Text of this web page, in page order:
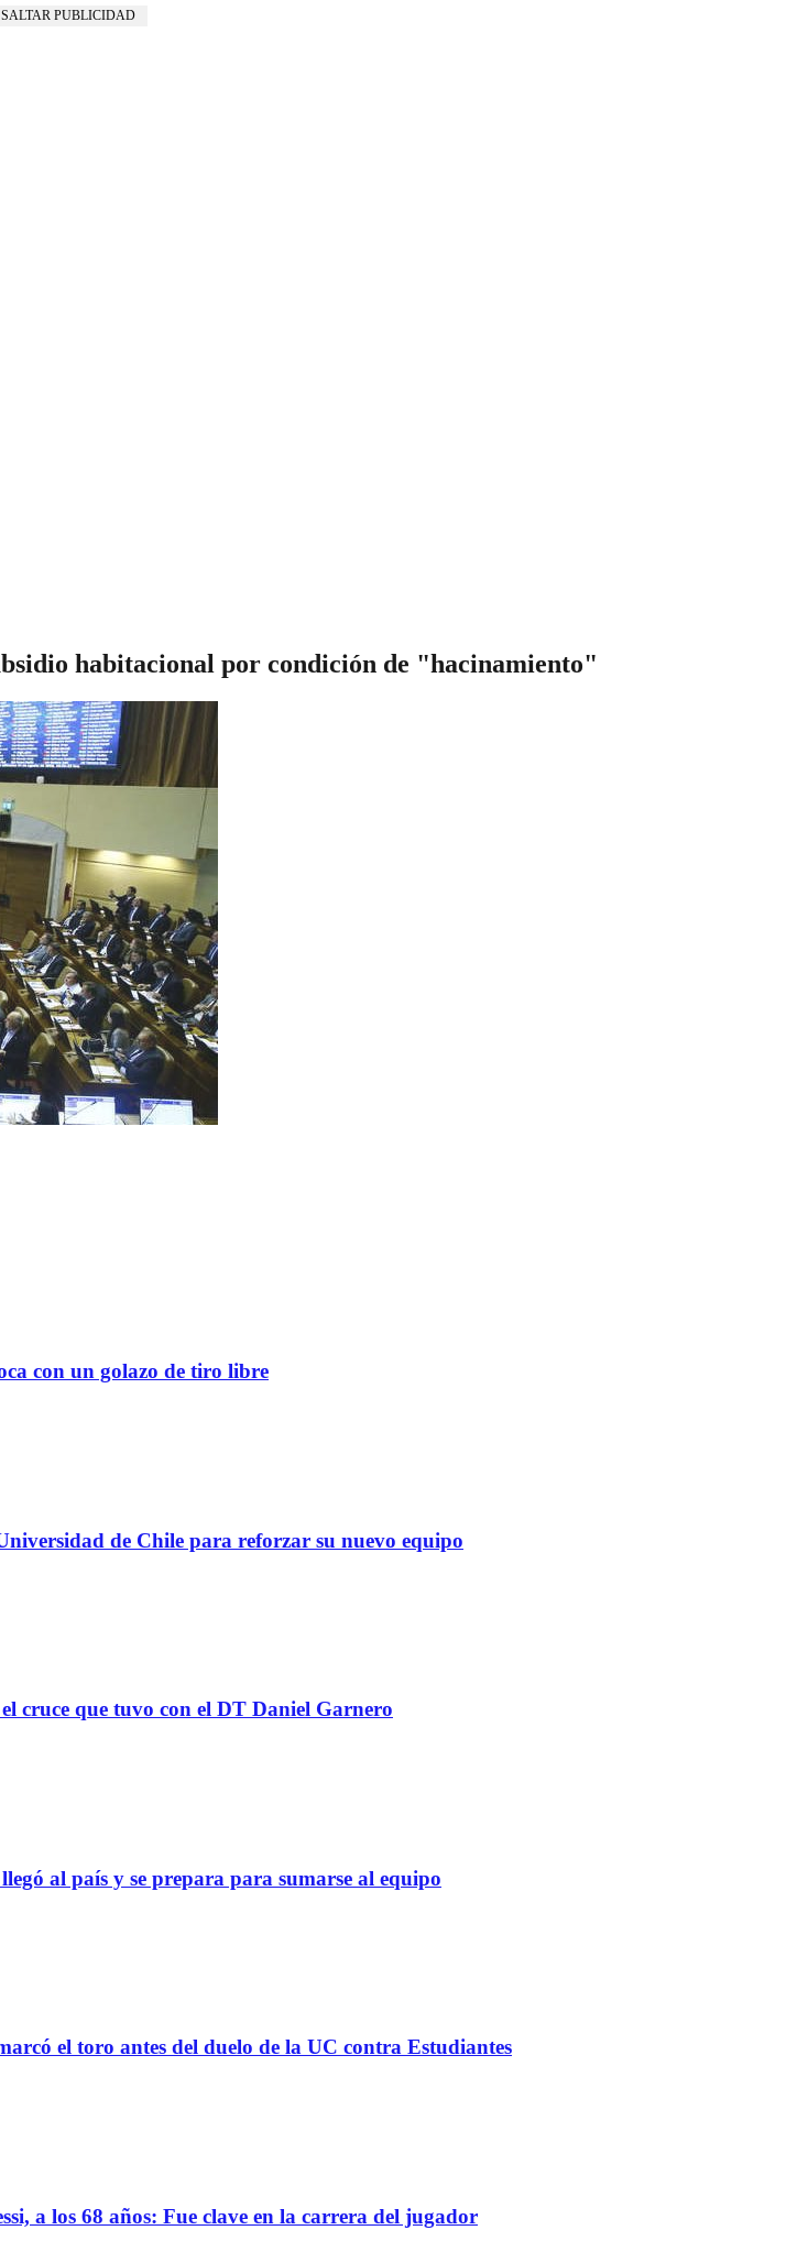
SALTAR PUBLICIDAD
habitacional por condición de "hacinamiento"
con un golazo de tiro libre
de Chile para reforzar su nuevo equipo
cruce que tuvo con el DT Daniel Garnero
al país y se prepara para sumarse al equipo
el toro antes del duelo de la UC contra Estudiantes
a los 68 años: Fue clave en la carrera del jugador